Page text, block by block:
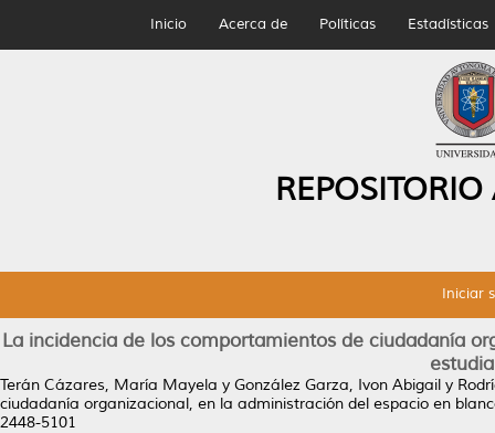
Inicio Acerca de Políticas Estadísticas
Iniciar
La incidencia de los comportamientos de ciudadanía
Terán Cázares, María Mayela y González Garza, Ivon Abigail y
ciudadanía organizacional, en la administración del espacio en
2448-5101